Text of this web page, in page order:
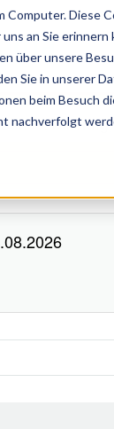
Computer.
an Sie
über unsere
Sie in unserer
beim Besuch
nachverfolgt